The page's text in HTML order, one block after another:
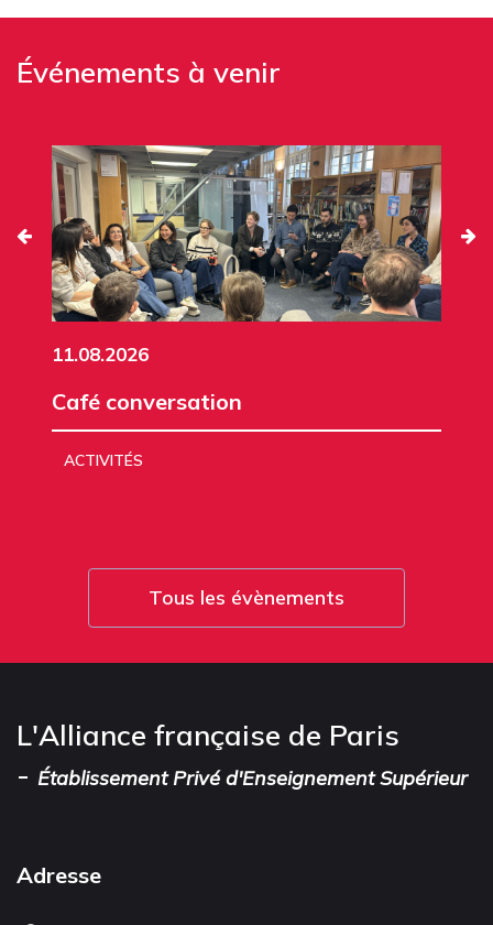
Événements à venir
11.08.2026
Café conversation
ACTIVITÉS
Tous les évènements
L'Alliance française de Paris
- Établissement Privé d'Enseignement Supérieur
Adresse